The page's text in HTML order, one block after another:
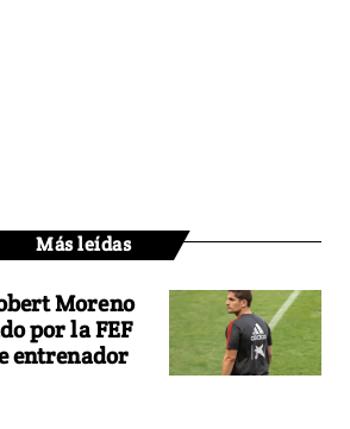
Más leídas
Moreno
por la FEF
entrenador